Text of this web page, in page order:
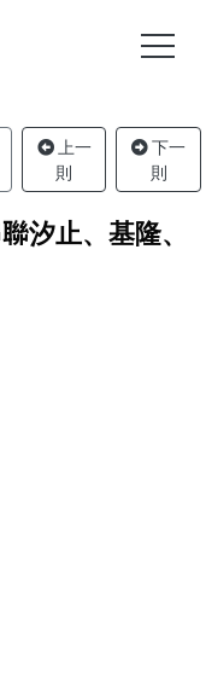
上一
則
下一
則
汐止、基隆、